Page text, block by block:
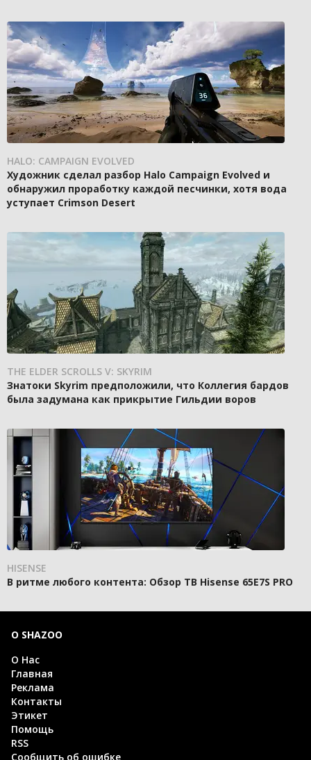
HALO: CAMPAIGN EVOLVED
Художник сделал разбор Halo Campaign Evolved и
обнаружил проработку каждой песчинки, хотя вода
уступает Crimson Desert
THE ELDER SCROLLS V: SKYRIM
Знатоки Skyrim предположили, что Коллегия бардов
была задумана как прикрытие Гильдии воров
HISENSE
В ритме любого контента: Обзор ТВ Hisense 65E7S PRO
О SHAZOO
О Нас
Главная
Реклама
Контакты
Этикет
Помощь
RSS
Сообщить об ошибке